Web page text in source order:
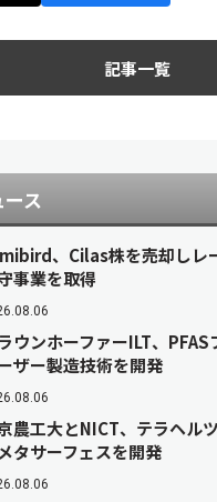
記事一覧
ス
、Cilas株を売却しレ
事業を取得
ウンホーファーILT、
ザー製造技術を開発
農工大とNICT、テラヘル
タサーフェスを開発